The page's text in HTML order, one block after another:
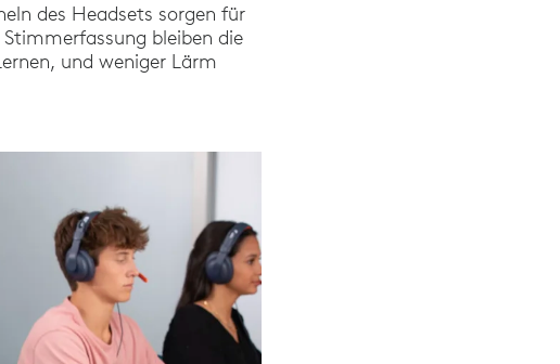
des Headsets sorgen für
bleiben die
und weniger Lärm